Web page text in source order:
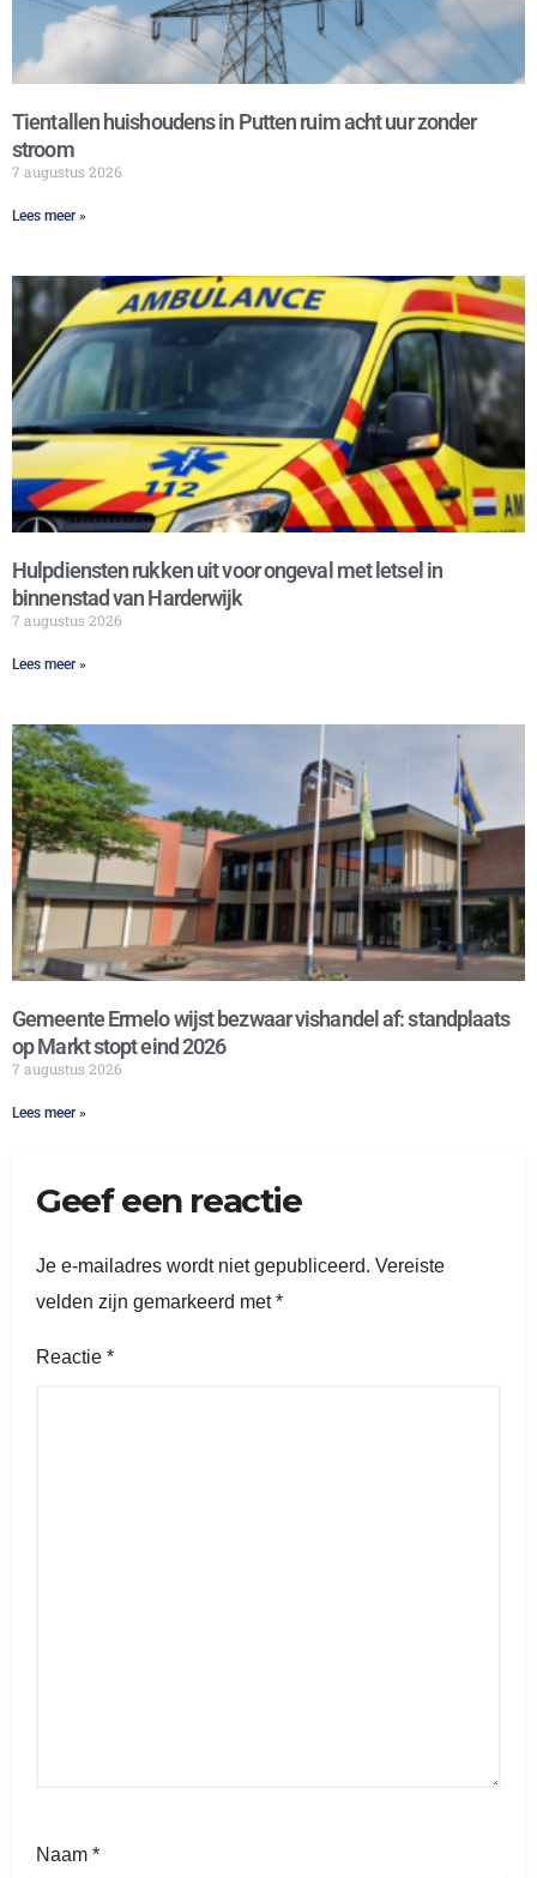
Tientallen huishoudens in Putten ruim acht uur zonder
stroom
7 augustus 2026
Lees meer »
Hulpdiensten rukken uit voor ongeval met letsel in
binnenstad van Harderwijk
7 augustus 2026
Lees meer »
Gemeente Ermelo wijst bezwaar vishandel af: standplaats
op Markt stopt eind 2026
7 augustus 2026
Lees meer »
Geef een reactie
Je e-mailadres wordt niet gepubliceerd. Vereiste
velden zijn gemarkeerd met*
Reactie *
Naam *